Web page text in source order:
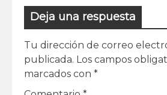
Deja una respuesta
Tu dirección de correo
publicada. Los campos
marcados con *